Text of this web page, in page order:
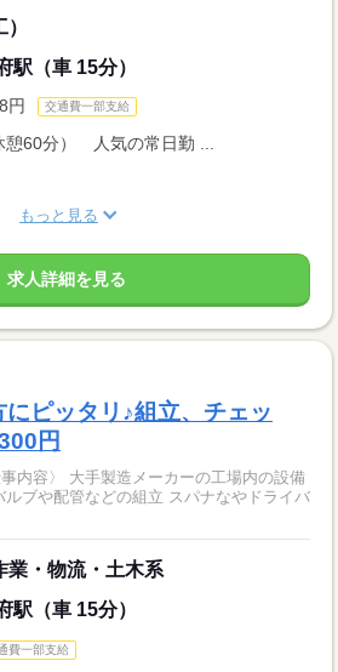
駅（車 15分）
円 交通費一部支給
憩60分） 人気の常日勤 ...
もっと見る
求人詳細を見る
ピッタリ♪組立、チェッ
円
業・物流・土木系
駅（車 15分）
費一部支給